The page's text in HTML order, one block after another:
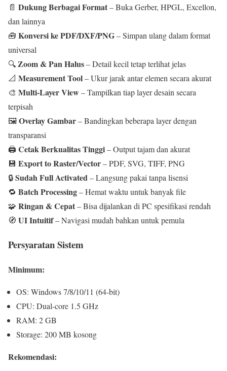
📄 Dukung Berbagai Format– Buka Gerber, HPGL, Excellon,
dan lainnya
🧰 Konversi ke PDF/DXF/PNG– Simpan ulang dalam format
universal
🔍 Zoom & Pan Halus– Detail kecil tetap terlihat jelas
📐 Measurement Tool– Ukur jarak antar elemen secara akurat
🎨 Multi-Layer View– Tampilkan tiap layer desain secara
terpisah
🖼️Overlay Gambar– Bandingkan beberapa layer dengan
transparansi
🖨️Cetak Berkualitas Tinggi– Output tajam dan akurat
💾 Export to Raster/Vector– PDF, SVG, TIFF, PNG
🔒Sudah Full Activated – Langsung pakai tanpa lisensi
🔁 Batch Processing– Hemat waktu untuk banyak file
🧩 Ringan & Cepat– Bisa dijalankan di PC spesifikasi rendah
🧭 UI Intuitif– Navigasi mudah bahkan untuk pemula
Persyaratan Sistem
Minimum:
OS: Windows 7/8/10/11 (64-bit)
CPU: Dual-core 1.5 GHz
RAM: 2 GB
Storage: 200 MB kosong
Rekomendasi: